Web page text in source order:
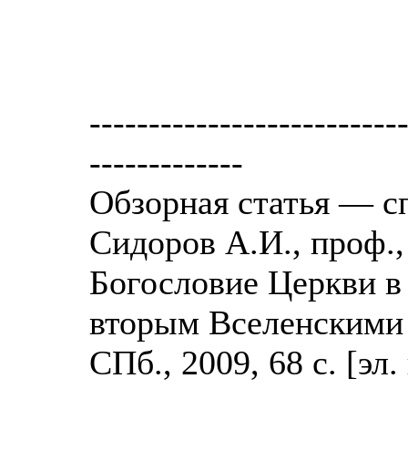
-------------
Обзорная статья —
Сидоров А.И., проф.,
Богословие Церкви
вторым
СПб., 2009, 68 с. [эл.